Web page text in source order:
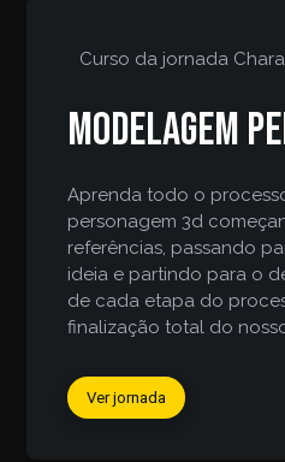
Curso da jornada
Modelagem
Aprenda todo o
personagem 3d
referências, passando
ideia e partindo para o
de cada etapa do
finalização total do
Ver jornada